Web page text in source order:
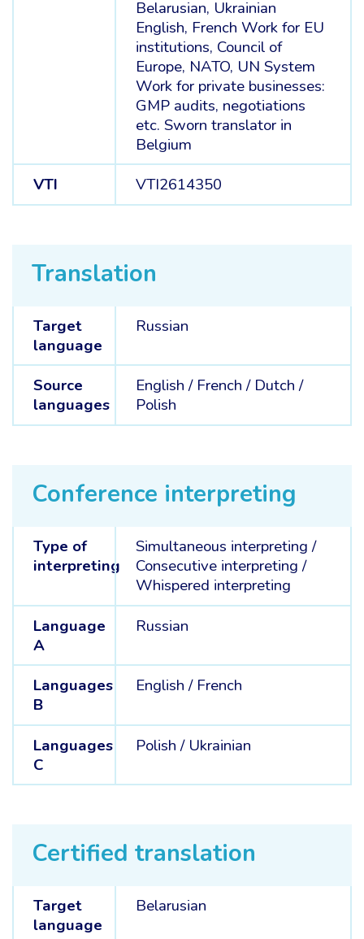
Belarusian, Ukrainian
English, French Work for EU
institutions, Council of
Europe, NATO, UN System
Work for private businesses:
GMP audits, negotiations
etc. Sworn translator in
Belgium
VTI
VTI2614350
Translation
Target
language
Russian
Source
languages
English / French / Dutch /
Polish
Conference interpreting
Type of
interpreting
Simultaneous interpreting/
Consecutive interpreting/
Whispered interpreting
Language
A
Russian
Languages
B
English / French
Languages
C
Polish / Ukrainian
Certified translation
Target
language
Belarusian